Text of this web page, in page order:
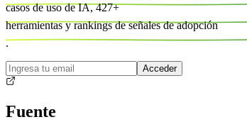
casos de uso de IA, 427+
herramientas y rankings de señales de adopción
.
Acceder
Fuente